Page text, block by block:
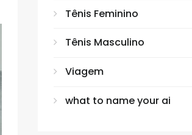
Tênis Feminino
Tênis Masculino
Viagem
what to name your ai